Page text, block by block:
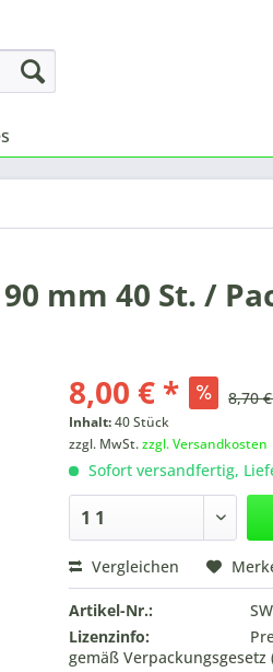
mm 40 St. /
8,00 € * 8,70
Inhalt:40 Stück
zzgl. MwSt.zzgl. Versandkosten
Sofort versandfertig,
Vergleichen
Artikel-Nr.:
Lizenzinfo:
gemäß